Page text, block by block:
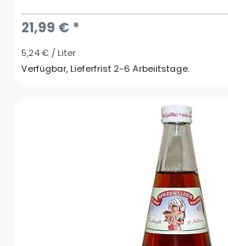
21,99 € *
5,24 € / Liter
Verfügbar, Lieferfrist 2-6 Arbeiitstage.